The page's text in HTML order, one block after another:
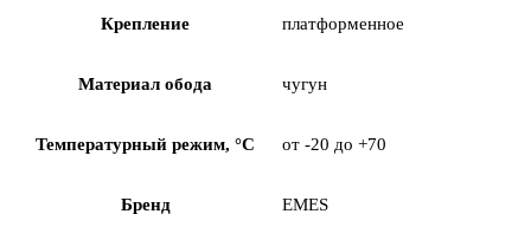
Крепление платформенное
Материал обода чугун
Температурный режим, °С от -20 до +70
Бренд EMES